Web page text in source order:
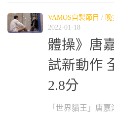
VAMOS自製節目 / 晚
2022-01-18
體操》唐
試新動作
2.8分
「世界貓王」唐